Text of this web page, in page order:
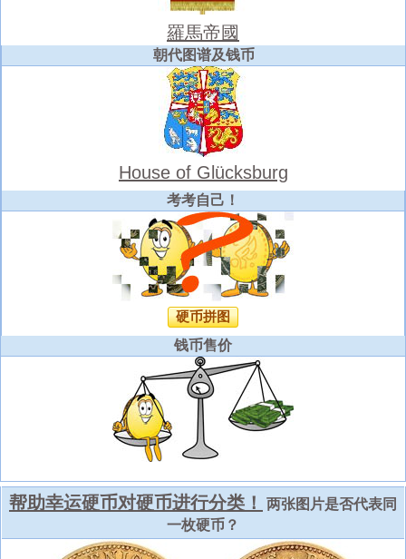
羅馬帝國
朝代图谱及钱币
House of Glücksburg
考考自己！
硬币拼图
钱币售价
帮助幸运硬币对硬币进行分类！
两张图片是否代表同
一枚硬币？